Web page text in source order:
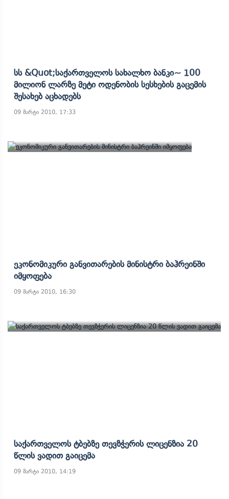
Სს &quot;საქართველოს Სახალხო Ბანკი~ 100
Მილიონ Ლარზე Მეტი Ოდენობის Სესხების Გაცემის
Შესახებ Აცხადებს
09 მარტი 2010, 17:33
Ეკონომიკური Განვითარების Მინისტრი Ბაჰრეინში
Იმყოფება
09 მარტი 2010, 16:30
Საქართველოს Ტბებზე Თევზჭერის Ლიცენზია 20
Წლის Ვადით Გაიცემა
09 მარტი 2010, 14:19